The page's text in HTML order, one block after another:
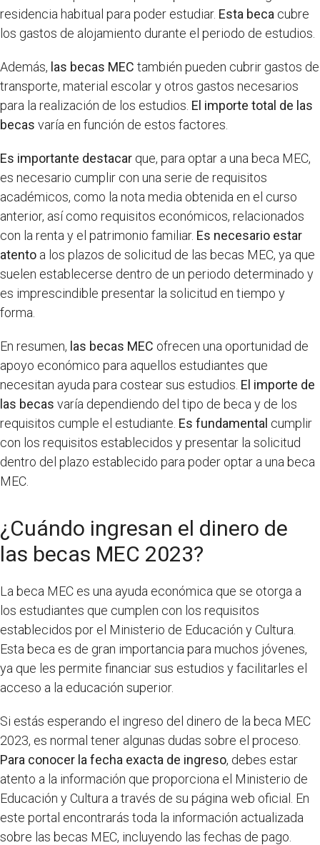
residencia habitual para poder estudiar. Esta beca cubre
los gastos de alojamiento durante el periodo de estudios.
Además, las becas MEC también pueden cubrir gastos de
transporte, material escolar y otros gastos necesarios
para la realización de los estudios. El importe total de las
becas varía en función de estos factores.
Es importante destacar que, para optar a una beca MEC,
es necesario cumplir con una serie de requisitos
académicos, como la nota media obtenida en el curso
anterior, así como requisitos económicos, relacionados
con la renta y el patrimonio familiar. Es necesario estar
atento a los plazos de solicitud de las becas MEC, ya que
suelen establecerse dentro de un periodo determinado y
es imprescindible presentar la solicitud en tiempo y
forma.
En resumen, las becas MEC ofrecen una oportunidad de
apoyo económico para aquellos estudiantes que
necesitan ayuda para costear sus estudios. El importe de
las becas varía dependiendo del tipo de beca y de los
requisitos cumple el estudiante. Es fundamental cumplir
con los requisitos establecidos y presentar la solicitud
dentro del plazo establecido para poder optar a una beca
MEC.
¿Cuándo ingresan el dinero de
las becas MEC 2023?
La beca MEC es una ayuda económica que se otorga a
los estudiantes que cumplen con los requisitos
establecidos por el Ministerio de Educación y Cultura.
Esta beca es de gran importancia para muchos jóvenes,
ya que les permite financiar sus estudios y facilitarles el
acceso a la educación superior.
Si estás esperando el ingreso del dinero de la beca MEC
2023, es normal tener algunas dudas sobre el proceso.
Para conocer la fecha exacta de ingreso, debes estar
atento a la información que proporciona el Ministerio de
Educación y Cultura a través de su página web oficial. En
este portal encontrarás toda la información actualizada
sobre las becas MEC, incluyendo las fechas de pago.